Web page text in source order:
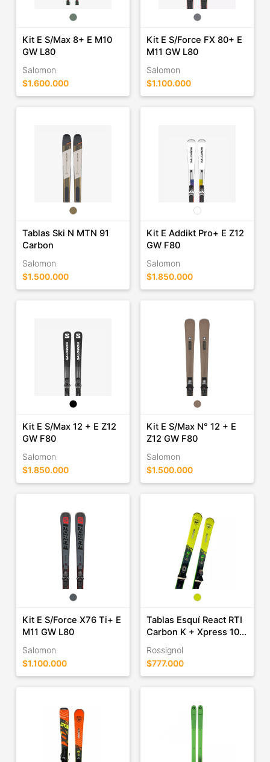
Kit E S/Max 8+ E M10
GW L80
Salomon
$1.600.000
Kit E S/Force FX 80+ E
M11 GW L80
Salomon
$1.100.000
Tablas Ski N MTN 91
Carbon
Salomon
$1.500.000
Kit E Addikt Pro+ E Z12
GW F80
Salomon
$1.850.000
Kit E S/Max 12 + E Z12
GW F80
Salomon
$1.850.000
Kit E S/Max N° 12 + E
Z12 GW F80
Salomon
$1.500.000
Kit E S/Force X76 Ti+ E
M11 GW L80
Salomon
$1.100.000
Tablas Esquí React RTI
Carbon K + Xpress 10...
Rossignol
$777.000